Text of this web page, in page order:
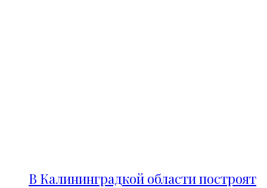
В Калининградкой области построят